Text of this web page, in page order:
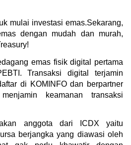
mulai investasi emas.Sekarang,
dengan mudah dan murah,
emas fisik digital pertama
Transaksi digital terjamin
di KOMINFO dan berpartner
keamanan transaksi
anggota dari ICDX yaitu
berjangka yang diawasi oleh